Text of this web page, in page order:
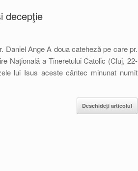
decepţie
Daniel Ange A doua cateheză pe care pr.
Naţională a Tineretului Catolic (Cluj, 22-
lui Isus aceste cântec minunat numit
Deschideți articolul